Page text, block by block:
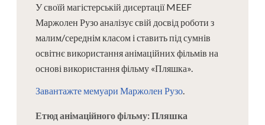
У своїй магістерській дисертації MEEF
Маржолен Рузо аналізує свій досвід роботи з
малим/середнім класом і ставить під сумнів
освітнє використання анімаційних фільмів на
основі використання фільму «Пляшка».
Завантажте мемуари Маржолен Рузо.
Етюд анімаційного фільму: Пляшка